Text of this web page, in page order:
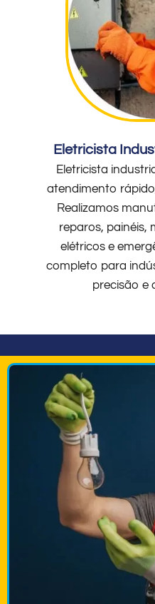
Eletricista
Eletricista
atendimento
Realizamos
reparos, painéis,
elétricos e
completo para
precisão e